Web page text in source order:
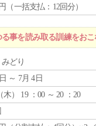
（一括支払：12回分）
事を読み取る訓練をおこ
どり
～ 7月 4日
木） 19 ：00 ～ 20 ：20